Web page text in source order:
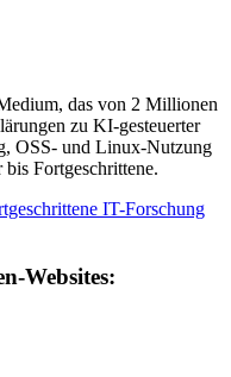
das von 2 Millionen
zu KI-gesteuerter
OSS- und Linux-Nutzung
Fortgeschrittene.
IT-Forschung
Websites: